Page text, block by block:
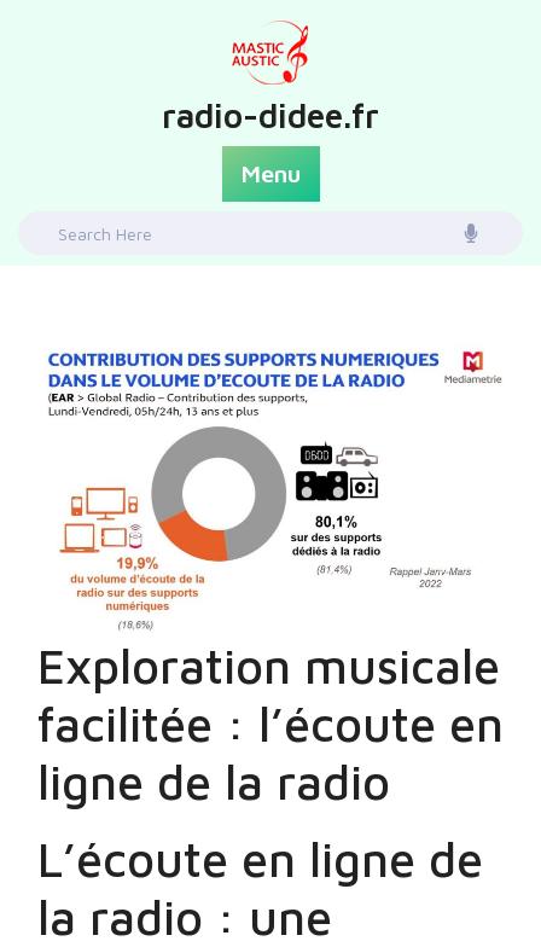
radio-didee.fr
Menu
Search
Exploration musicale
facilitée : l’écoute en
ligne de la radio
L’écoute en ligne de
la radio : une